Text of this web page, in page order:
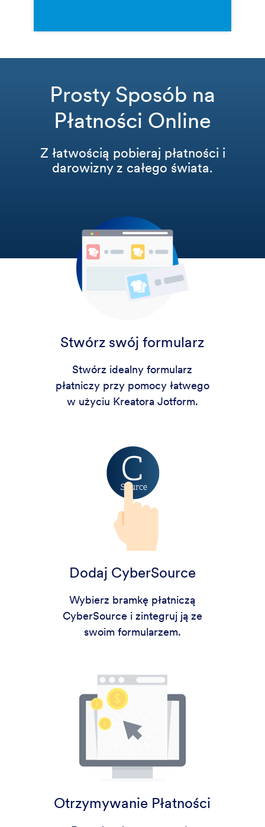
Prosty Sposób na
Płatności Online
Z łatwością pobieraj płatności i
darowizny z całego świata.
Stwórz swój formularz
Stwórz idealny formularz
płatniczy przy pomocy łatwego
w użyciu Kreatora Jotform.
Dodaj CyberSource
Wybierz bramkę płatniczą
CyberSource i zintegruj ją ze
swoim formularzem.
Otrzymywanie Płatności